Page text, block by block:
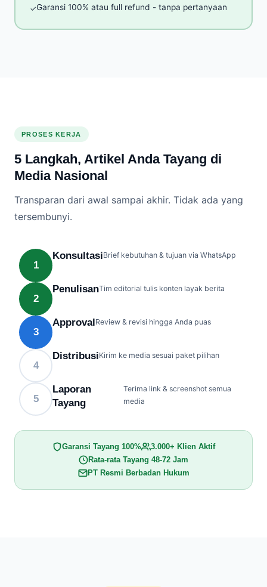
✓Garansi 100% atau full refund - tanpa pertanyaan
PROSES KERJA
5 Langkah, Artikel Anda Tayang di
Media Nasional
Transparan dari awal sampai akhir. Tidak ada yang
tersembunyi.
1
KonsultasiBrief kebutuhan & tujuan via WhatsApp
2
PenulisanTim editorial tulis konten layak berita
3
ApprovalReview & revisi hingga Anda puas
4
DistribusiKirim ke media sesuai paket pilihan
5
Laporan
Tayang
Terima link & screenshot semua
media
Garansi Tayang 100%
3.000+ Klien Aktif
Rata-rata Tayang 48-72 Jam
PT Resmi Berbadan Hukum